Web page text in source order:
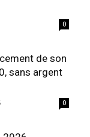
0
de son
sans argent
0